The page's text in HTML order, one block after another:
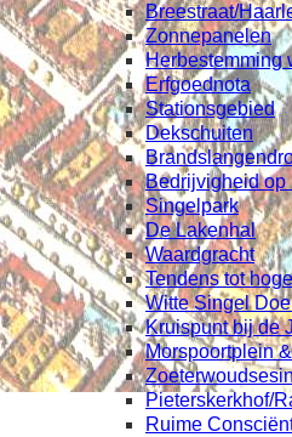
Breestraat/
Zonnepanelen
Herbestemming
Erfgoednota
Stationsgebied
Dekschuiten
Bedrijvigheid op
Singelpark
De Lakenhal
Waardgracht
Tendens tot
Witte Singel
Kruispunt bij de
Morspoortplein
Pieterskerkhof/
Ruime